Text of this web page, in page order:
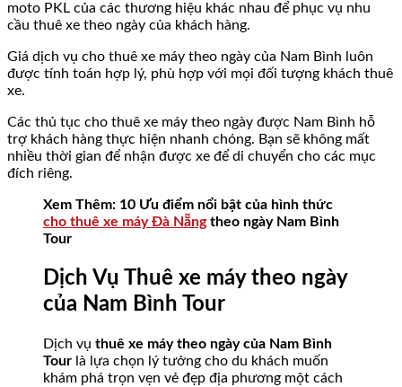
moto PKL của các thương hiệu khác nhau để phục vụ nhu
cầu thuê xe theo ngày của khách hàng.
Giá dịch vụ cho thuê xe máy theo ngày của Nam Bình luôn
được tính toán hợp lý, phù hợp với mọi đối tượng khách thuê
xe.
Các thủ tục cho thuê xe máy theo ngày được Nam Bình hỗ
trợ khách hàng thực hiện nhanh chóng. Bạn sẽ không mất
nhiều thời gian để nhận được xe để di chuyển cho các mục
đích riêng.
Xem Thêm: 10 Ưu điểm nổi bật của hình thức
cho thuê xe máy Đà Nẵngtheo ngày Nam Bình
Tour
Dịch Vụ Thuê xe máy theo ngày
của Nam Bình Tour
Dịch vụ thuê xe máy theo ngày của Nam Bình
Tour là lựa chọn lý tưởng cho du khách muốn
khám phá trọn vẹn vẻ đẹp địa phương một cách